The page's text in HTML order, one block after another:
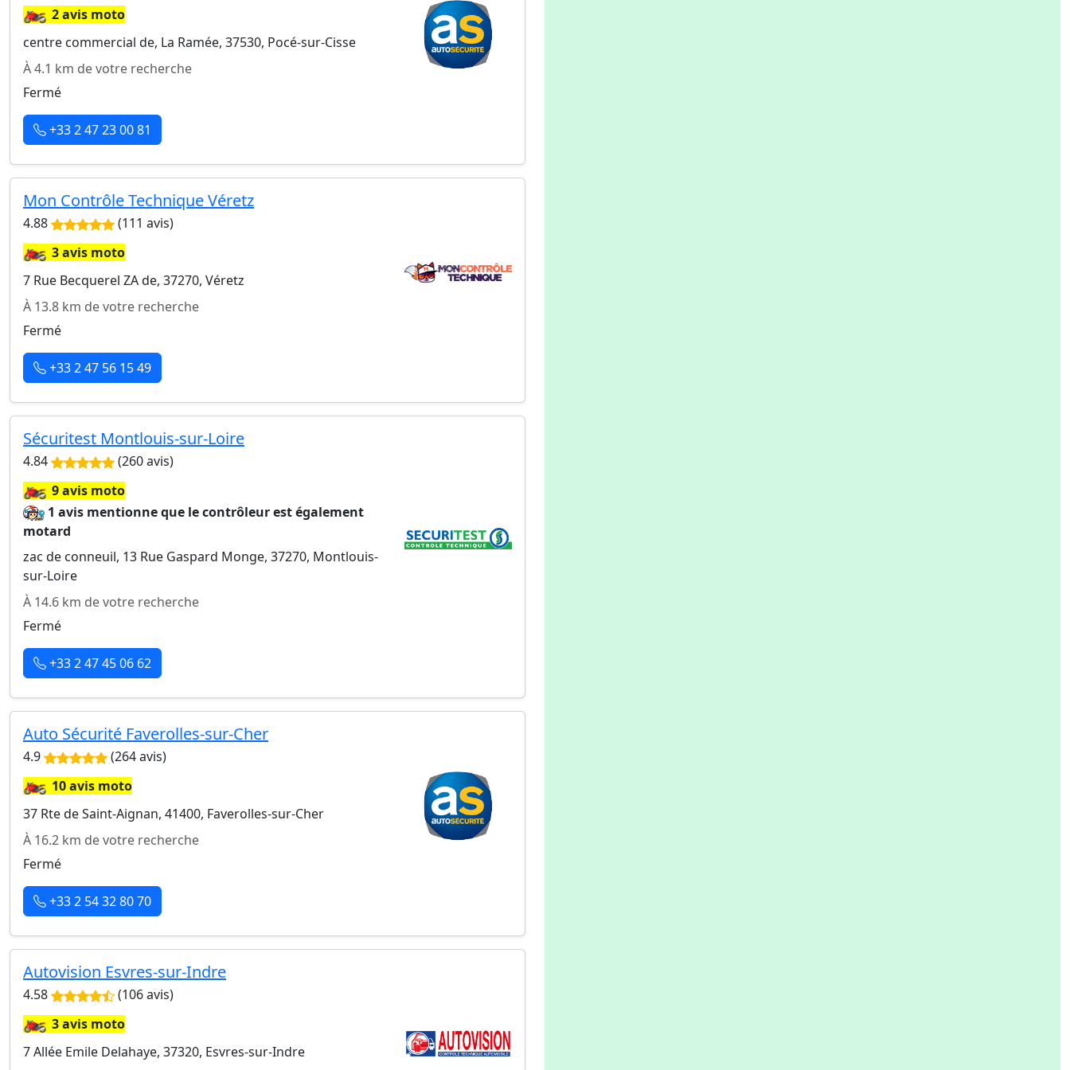
🏍️2 avis moto
centre commercial de, La Ramée, 37530, Pocé-sur-Cisse
À 4.1 km de votre recherche
Fermé
+33 2 47 23 00 81
Mon Contrôle Technique Véretz
4.88 (111 avis)
🏍️3 avis moto
7 Rue Becquerel ZA de, 37270, Véretz
À 13.8 km de votre recherche
Fermé
+33 2 47 56 15 49
Sécuritest Montlouis-sur-Loire
4.84 (260 avis)
🏍️9 avis moto
1 avis mentionne que le contrôleur est également
motard
zac de conneuil, 13 Rue Gaspard Monge, 37270, Montlouis-
sur-Loire
À 14.6 km de votre recherche
Fermé
+33 2 47 45 06 62
Auto Sécurité Faverolles-sur-Cher
4.9 (264 avis)
🏍️10 avis moto
37 Rte de Saint-Aignan, 41400, Faverolles-sur-Cher
À 16.2 km de votre recherche
Fermé
+33 2 54 32 80 70
Autovision Esvres-sur-Indre
4.58 (106 avis)
🏍️3 avis moto
7 Allée Emile Delahaye, 37320, Esvres-sur-Indre